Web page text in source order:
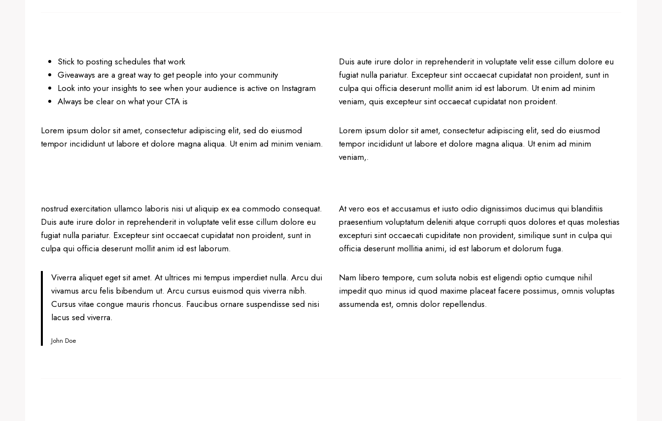
Stick to posting schedules that work
Giveaways are a great way to get people into your community
Look into your insights to see when your audience is active on Instagram
Always be clear on what your CTA is
Lorem ipsum dolor sit amet, consectetur adipiscing elit, sed do eiusmod
tempor incididunt ut labore et dolore magna aliqua. Ut enim ad minim veniam.
Duis aute irure dolor in reprehenderit in voluptate velit esse cillum dolore eu
fugiat nulla pariatur. Excepteur sint occaecat cupidatat non proident, sunt in
culpa qui officia deserunt mollit anim id est laborum. Ut enim ad minim
veniam, quis excepteur sint occaecat cupidatat non proident.
Lorem ipsum dolor sit amet, consectetur adipiscing elit, sed do eiusmod
tempor incididunt ut labore et dolore magna aliqua. Ut enim ad minim
veniam,.
nostrud exercitation ullamco laboris nisi ut aliquip ex ea commodo consequat.
Duis aute irure dolor in reprehenderit in voluptate velit esse cillum dolore eu
fugiat nulla pariatur. Excepteur sint occaecat cupidatat non proident, sunt in
culpa qui officia deserunt mollit anim id est laborum.
Viverra aliquet eget sit amet. At ultrices mi tempus imperdiet nulla. Arcu dui
vivamus arcu felis bibendum ut. Arcu cursus euismod quis viverra nibh.
Cursus vitae congue mauris rhoncus. Faucibus ornare suspendisse sed nisi
lacus sed viverra.
John Doe
At vero eos et accusamus et iusto odio dignissimos ducimus qui blanditiis
praesentium voluptatum deleniti atque corrupti quos dolores et quas molestias
excepturi sint occaecati cupiditate non provident, similique sunt in culpa qui
officia deserunt mollitia animi, id est laborum et dolorum fuga.
Nam libero tempore, cum soluta nobis est eligendi optio cumque nihil
impedit quo minus id quod maxime placeat facere possimus, omnis voluptas
assumenda est, omnis dolor repellendus.